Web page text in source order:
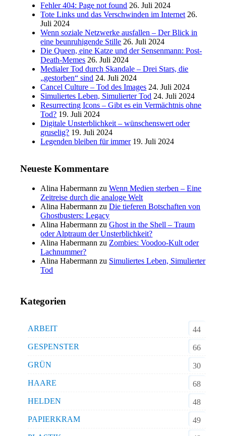
Fehler 404: Page not found 26. Juli 2024
Tote Links und das Verschwinden im Internet 26.
Juli 2024
Wenn soziale Netzwerke ausfallen – Der Blick in
eine beunruhigende Stille 26. Juli 2024
Die Queen, eine Katze und der Sensenmann: Post-
Death-Memes 26. Juli 2024
Medialer Tod durch Skandale – Drei Stars, die
„gestorben“ sind 24. Juli 2024
Cancel Culture – Tod des Images 24. Juli 2024
Simuliertes Leben, Simulierter Tod 24. Juli 2024
Resurrecting Icons – Gibt es ein Vermächtnis ohne
Tod? 19. Juli 2024
Digitale Unsterblichkeit – wünschenswert oder
gruselig? 19. Juli 2024
Legenden bleiben für immer 19. Juli 2024
Neueste Kommentare
Alina Habermann zuWenn Medien sterben – Eine
Zeitreise durch die analoge Welt
Alina Habermann zuDie tieferen Botschaften von
Ghostbusters: Legacy
Alina Habermann zuGhost in the Shell – Traum
oder Alptraum der Unsterblichkeit?
Alina Habermann zu Zombies: Voodoo-Kult oder
Lachnummer?
Alina Habermann zu Simuliertes Leben, Simulierter
Tod
Kategorien
ARBEIT
44
GESPENSTER
66
GRÜN
30
HAARE
68
HELDEN
48
PAPIERKRAM
49